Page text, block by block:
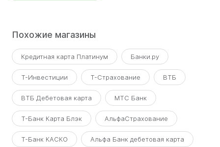
Похожие магазины
Кредитная карта Платинум Банки.ру
Т-Инвестиции Т-Страхование ВТБ
ВТБ Дебетовая карта МТС Банк
Т-Банк Карта Блэк АльфаСтрахование
Т-Банк КАСКО Альфа Банк дебетовая карта